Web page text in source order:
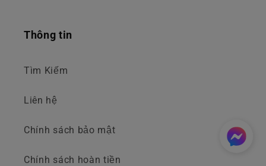
Thông tin
Tìm Kiếm
Liên hệ
Chính sách bảo mật
Chính sách hoàn tiền